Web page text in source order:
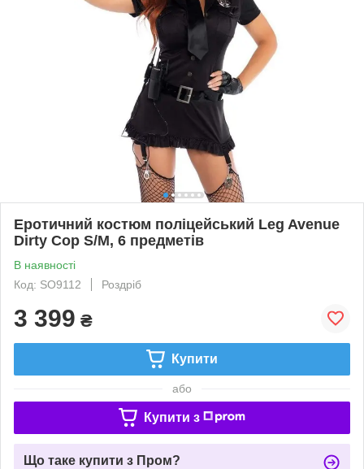
Еротичний костюм поліцейський Leg Avenue
Dirty Cop S/M, 6 предметів
В наявності
Код: SO9112
Роздріб
3 399 ₴
Купити
або
Купити з
Що таке купити з Пром?